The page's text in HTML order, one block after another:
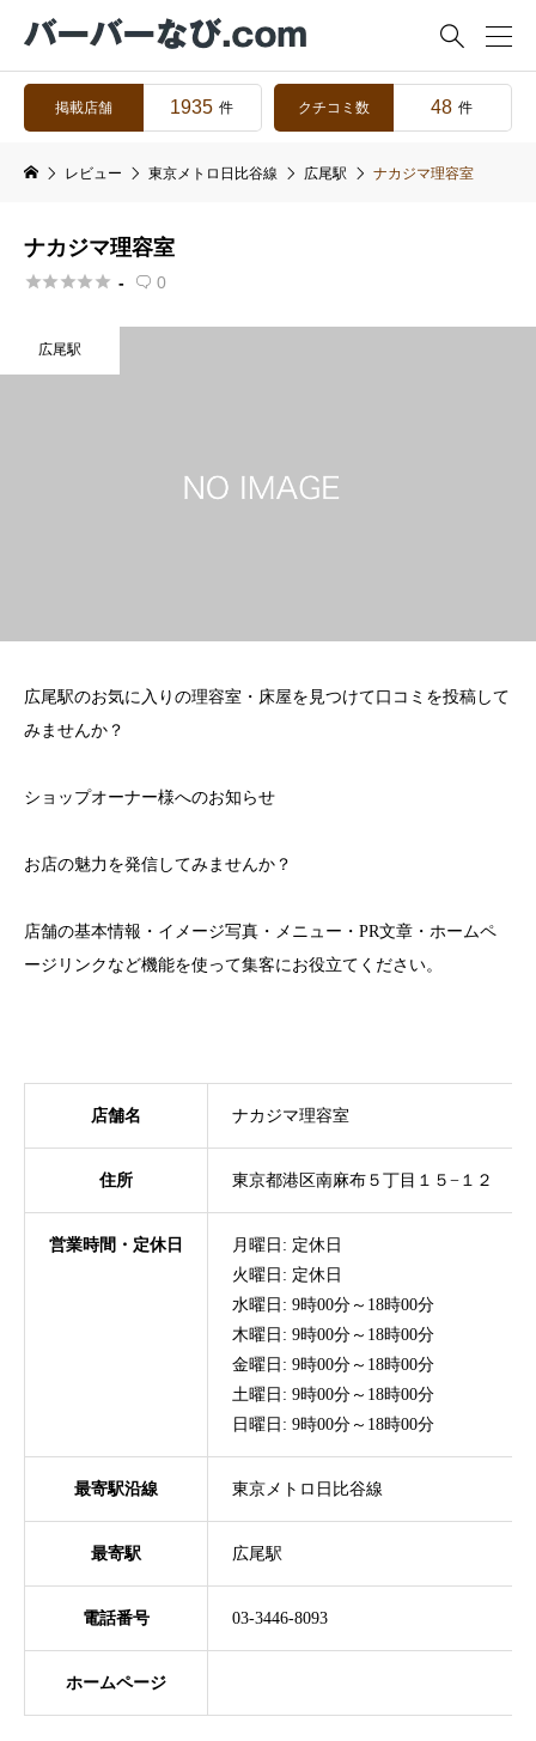

掲載店舗 1935 件 クチコミ数 48 件
レビュー 東京メトロ日比谷線 広尾駅 ナカジマ理容室
ナカジマ理容室
 -  0
広尾駅
広尾駅のお気に入りの理容室・床屋を見つけて口コミを投稿して
みませんか？
ショップオーナー様へのお知らせ
お店の魅力を発信してみませんか？
店舗の基本情報・イメージ写真・メニュー・PR文章・ホームペ
ージリンクなど機能を使って集客にお役立てください。
店舗名 ナカジマ理容室
住所 東京都港区南麻布５丁目１５−１２
営業時間・定休日
月曜日: 定休日
火曜日: 定休日
水曜日: 9時00分～18時00分
木曜日: 9時00分～18時00分
金曜日: 9時00分～18時00分
土曜日: 9時00分～18時00分
日曜日: 9時00分～18時00分
最寄駅沿線 東京メトロ日比谷線
最寄駅 広尾駅
電話番号 03-3446-8093
ホームページ